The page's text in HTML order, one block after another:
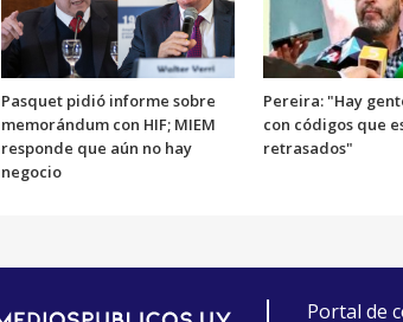
Pasquet pidió informe sobre
memorándum con HIF; MIEM
responde que aún no hay
negocio
Pereira: "Hay
con códigos que
retrasados"
Portal de